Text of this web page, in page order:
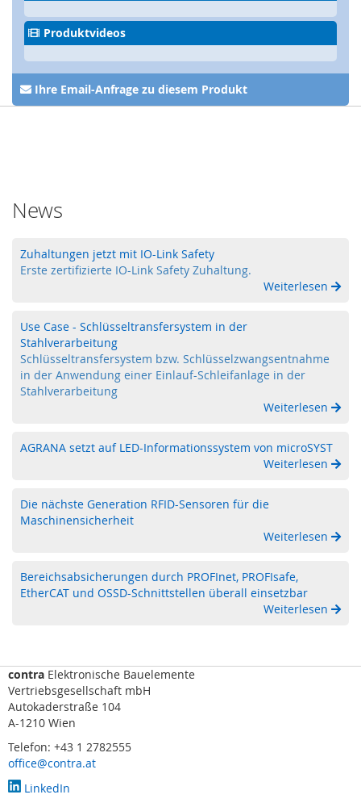
t
e
Z
u
g
,
e
r
g
e
l
u
n
F
S
l
ü
t
r
a
n
s
f
e
s
Produktvideos
Ihre Email-Anfrage zu diesem Produkt
News
Zuhaltungen jetzt mit IO-Link Safety
Erste zertifizierte IO-Link Safety Zuhaltung.
Weiterlesen
Use Case - Schlüsseltransfersystem in der
Stahlverarbeitung
Schlüsseltransfersystem bzw. Schlüsselzwangsentnahme
in der Anwendung einer Einlauf-Schleifanlage in der
Stahlverarbeitung
Weiterlesen
AGRANA setzt auf LED-Informationssystem von microSYST
Weiterlesen
Die nächste Generation RFID-Sensoren für die
Maschinensicherheit
Weiterlesen
Bereichsabsicherungen durch PROFInet, PROFIsafe,
EtherCAT und OSSD-Schnittstellen überall einsetzbar
Weiterlesen
contra Elektronische Bauelemente
Vertriebsgesellschaft mbH
Autokaderstraße 104
A-1210 Wien
Telefon: +43 1 2782555
office@contra.at
LinkedIn